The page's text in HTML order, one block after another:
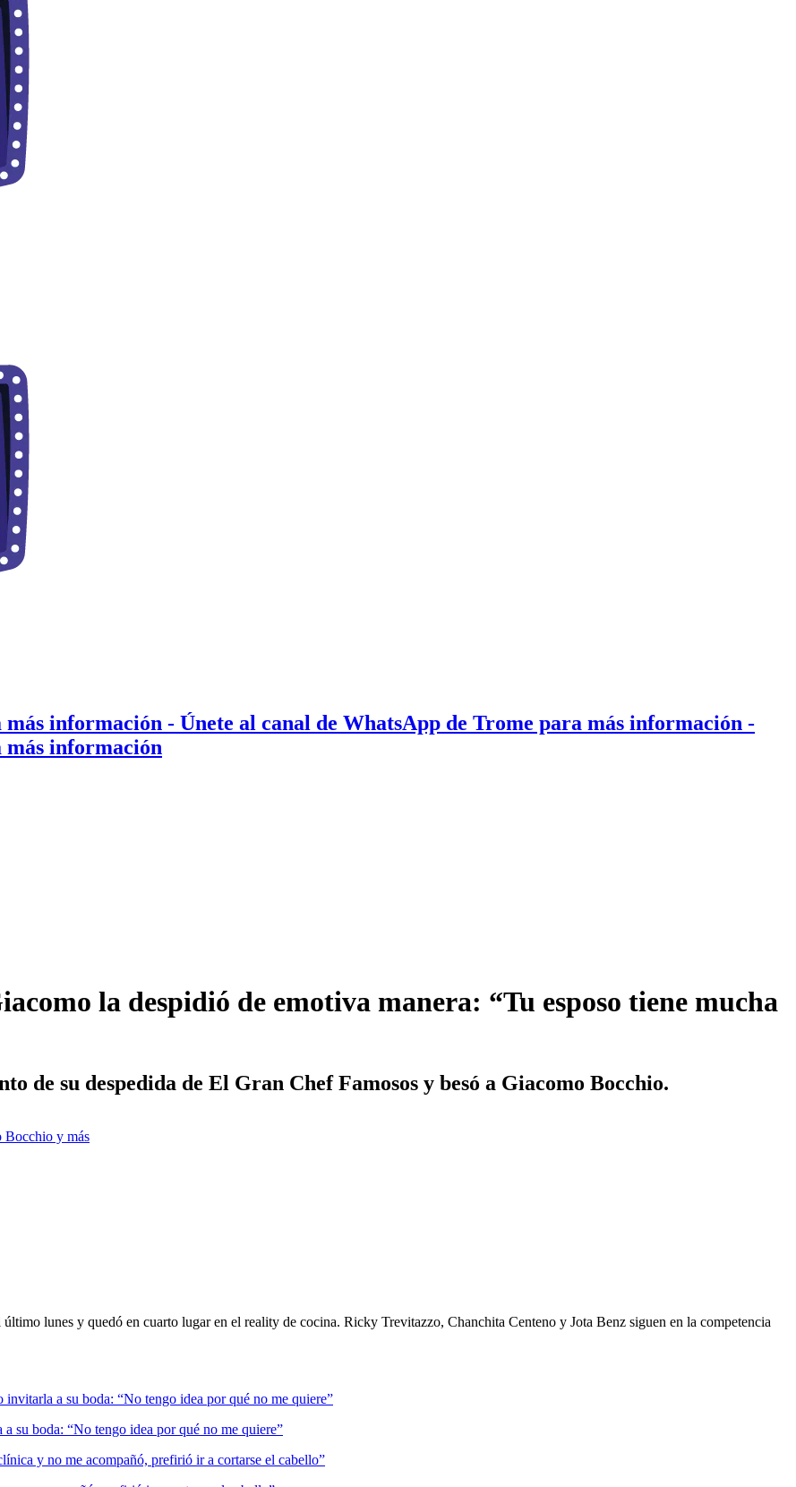
más información - Únete al canal de WhatsApp de Trome para más información -
más información
la despidió de emotiva manera: “Tu esposo tiene mucha
de su despedida de El Gran Chef Famosos y besó a Giacomo Bocchio.
Bocchio y más
último lunes y quedó en cuarto lugar en el reality de cocina. Ricky Trevitazzo, Chanchita Centeno y Jota Benz siguen en la competencia
su boda: “No tengo idea por qué no me quiere”